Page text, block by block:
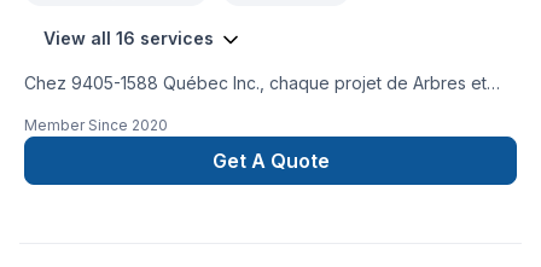
View all 16 services
Chez 9405-1588 Québec Inc., chaque projet de Arbres et
Horticulture, Irrigation, Muret, Pavé uni, Paysagement, Tourbe
est l'occasion de démontrer notre engagement envers la
qualité et la satisfaction client à Abitibi-Témiscamingue,Bas
Member Since 2020
Get A Quote